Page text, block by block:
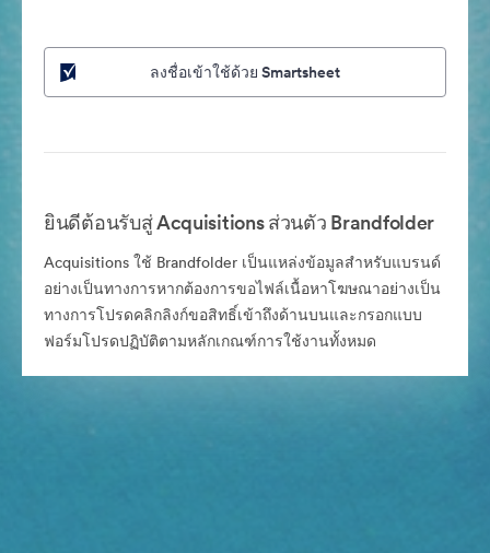
ลงชื่อเข้าใช้ด้วย Smartsheet
ยินดีต้อนรับสู่ Acquisitions ส่วนตัว Brandfolder
Acquisitions ใช้ Brandfolder เป็นแหล่งข้อมูลสำหรับแบรนด์
อย่างเป็นทางการหากต้องการขอไฟล์เนื้อหาโฆษณาอย่างเป็น
ทางการโปรดคลิกลิงก์ขอสิทธิ์เข้าถึงด้านบนและกรอกแบบ
ฟอร์มโปรดปฏิบัติตามหลักเกณฑ์การใช้งานทั้งหมด